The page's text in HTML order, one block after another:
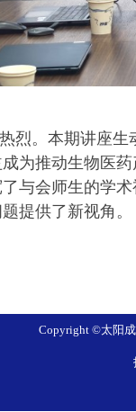
烈。本期讲座
为推动生物医
与会师生的学
提供了新视角。
Copyright ©太阳